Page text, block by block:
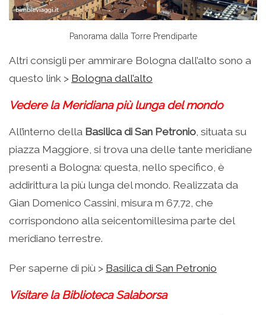
Panorama dalla Torre Prendiparte
Altri consigli per ammirare Bologna dall’alto sono a
questo link > Bologna dall’alto
Vedere la Meridiana più lunga del mondo
All’interno della Basilica di San Petronio, situata su
piazza Maggiore, si trova una delle tante meridiane
presenti a Bologna: questa, nello specifico, è
addirittura la più lunga del mondo. Realizzata da
Gian Domenico Cassini, misura m 67,72, che
corrispondono alla seicentomillesima parte del
meridiano terrestre.
Per saperne di più > Basilica di San Petronio
Visitare la Biblioteca Salaborsa